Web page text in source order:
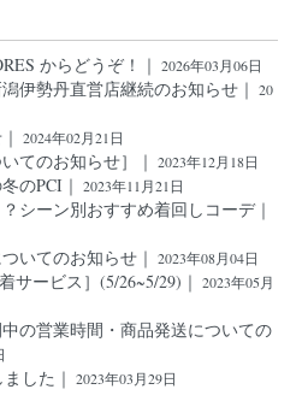
からどうぞ！｜ 2026年03月06日
伊勢丹直営店継続のお知らせ｜ 20
2024年02月21日
てのお知らせ］｜ 2023年12月18日
のPCI｜ 2023年11月21日
シーン別おすすめ着回しコーデ｜
いてのお知らせ｜ 2023年08月04日
サービス］(5/26~5/29)｜ 2023年05月
の営業時間・商品発送についての
した｜ 2023年03月29日